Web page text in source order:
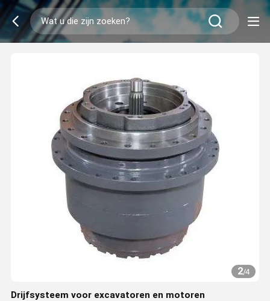
2/4
Drijfsysteem voor excavatoren en motoren